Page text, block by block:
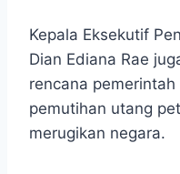
Kepala Eksekutif
Dian Ediana Rae
rencana
pemutihan utang
merugikan negara.